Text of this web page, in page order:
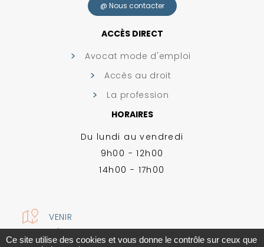
@ Nous contacter
ACCÈS DIRECT
Avocat mode d'emploi
Accès au droit
La profession
HORAIRES
Du lundi au vendredi
9h00 - 12h00
14h00 - 17h00
VENIR
CONCEPTION ABSOLUTE COMMUNICATION & RÉALISATION ANSWEB
Ce site utilise des cookies et vous donne le contrôle sur ceux que